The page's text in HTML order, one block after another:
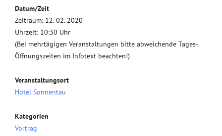
Datum/Zeit
Zeitraum: 12. 02. 2020
Uhrzeit: 10:30 Uhr
(Bei mehrtägigen Veranstaltungen bitte abweichende Tages-
Öffnungszeiten im Infotext beachten!)
Veranstaltungsort
Hotel Sonnentau
Kategorien
Vortrag